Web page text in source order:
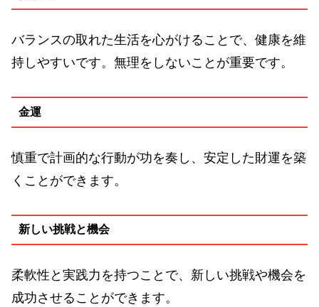
バランスの取れた生活を心がけることで、健康を維
持しやすいです。無理をしないことが重要です。
金運
慎重で計画的な行動が功を奏し、安定した財運を築
くことができます。
新しい挑戦と機会
柔軟性と実践力を持つことで、新しい挑戦や機会を
成功させることができます。